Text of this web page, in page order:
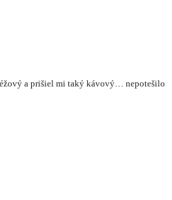
a prišiel mi taký kávový… nepotešilo